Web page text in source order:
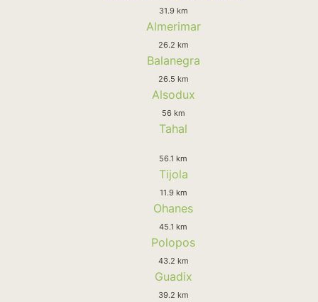
31.9 km
Almerimar
26.2 km
Balanegra
26.5 km
Alsodux
56 km
Tahal
56.1 km
Tijola
11.9 km
Ohanes
45.1 km
Polopos
43.2 km
Guadix
39.2 km